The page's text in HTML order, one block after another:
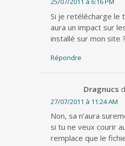
Si je retélécharge le
aura un impact sur
installé sur mon site ?
Répondre
Dragnucs
27/07/2011 à 11:24 AM
Non, sa n’aura
si tu ne veux courir
remplace que le